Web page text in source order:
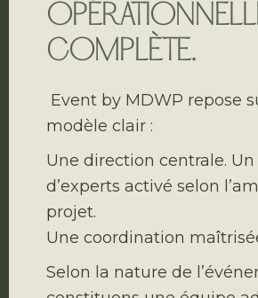
COMPLÈTE.
Event by MDWP repose
modèle clair :
Une direction centrale. Un
d’experts activé selon
projet.
Une coordination
Selon la nature de